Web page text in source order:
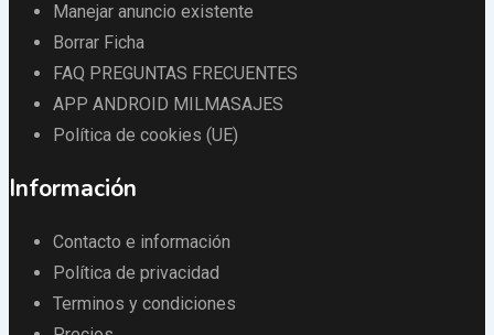
Manejar anuncio existente
Borrar Ficha
FAQ PREGUNTAS FRECUENTES
APP ANDROID MILMASAJES
Política de cookies (UE)
Información
Contacto e información
Política de privacidad
Terminos y condiciones